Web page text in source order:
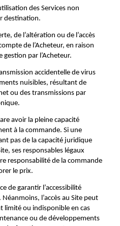
des Services non
destination.
de l’altération ou de l’accès
de l’Acheteur, en raison
gestion par l’Acheteur.
accidentelle de virus
nuisibles, résultant de
ou des transmissions par
avoir la pleine capacité
à la commande. Si une
pas de la capacité juridique
ses responsables légaux
responsabilité de la commande
le prix.
de garantir l’accessibilité
l’accès au Site peut
limité ou indisponible en cas
ou de développements